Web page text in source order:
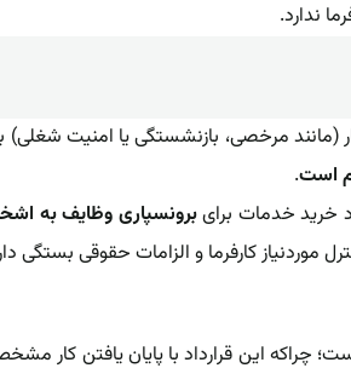
ندارد.
(مانند مرخصی، بازنشستگی یا امنیت شغلی)
است.
خرید خدمات برایبرونسپاری وظایف به
کارفرما و الزامات حقوقی بستگی
چراکه این قرارداد با پایان یافتن کار